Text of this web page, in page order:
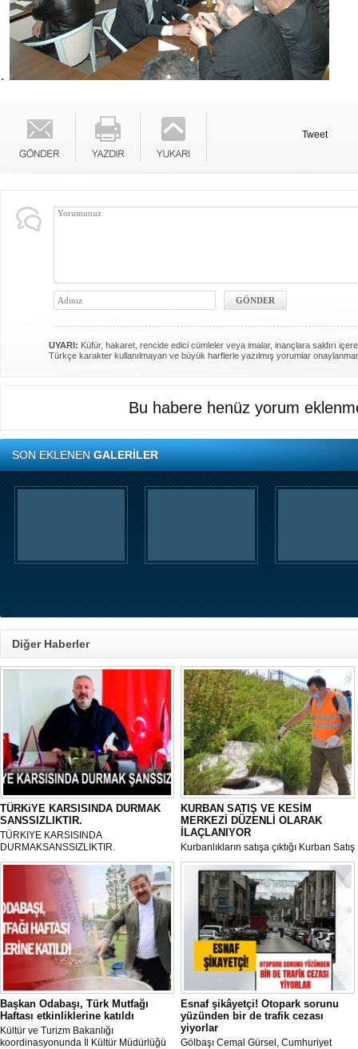
.
Tweet
UYARI: Küfür, hakaret, rencide edici cümleler veya imalar, inançlara saldırı
Türkçe karakter kullanılmayan ve büyük harflerle yazılmış yorumlar
Bu habere henüz yorum
SON EKLENENGALERİLER
Diğer Haberler
TÜRKiYE KARSISINDA DURMAK
SANSSIZLIKTIR.
TÜRKIYE KARSISINDA
DURMAKSANSSIZLIKTIR.
KURBAN SATIŞ VE KESİM
MERKEZİ DÜZENLİ OLARAK
İLAÇLANIYOR
Kurbanlıkların satışa çıktığı Kurban Satış
ve Kesim Merkezi, haşere ve
mikropların önüne geçilmesi amacıyla
her gün Gölbaşı Belediyesi ekipleri
tarafından düzenli olarak ilaçlanıyor.
Başkan Odabaşı, Türk Mutfağı
Haftası etkinliklerine katıldı
Kültür ve Turizm Bakanlığı
koordinasyonunda İl Kültür Müdürlüğü
Esnaf şikâyetçi! Otopark sorunu
yüzünden bir de trafik cezası
yiyorlar
Gölbaşı Cemal Gürsel, Cumhuriyet